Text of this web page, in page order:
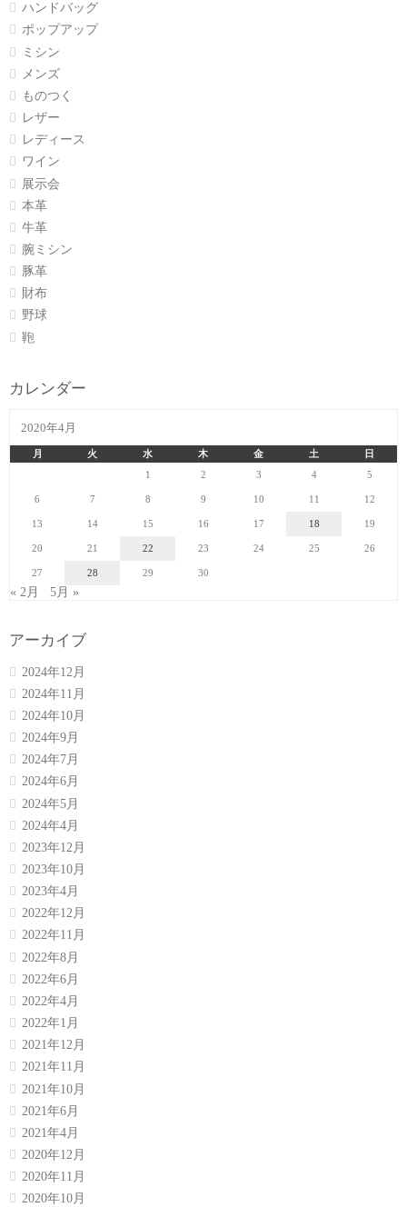
ハンドバッグ
ポップアップ
ミシン
メンズ
ものつく
レザー
レディース
ワイン
展示会
本革
牛革
腕ミシン
豚革
財布
野球
鞄
カレンダー
2020年4月
月 火 水 木 金 土
日
1
2 3 4 5
6 7 8 9 10 11 12
13 14 15 16 17 18 19
20 21 22 23 24 25 26
27 28 29 30
« 2月 5月 »
アーカイブ
2024年12月
2024年11月
2024年10月
2024年9月
2024年7月
2024年6月
2024年5月
2024年4月
2023年12月
2023年10月
2023年4月
2022年12月
2022年11月
2022年8月
2022年6月
2022年4月
2022年1月
2021年12月
2021年11月
2021年10月
2021年6月
2021年4月
2020年12月
2020年11月
2020年10月